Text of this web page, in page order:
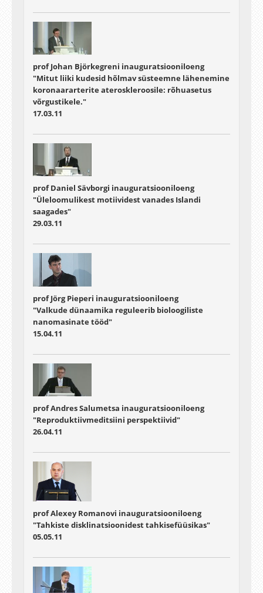
prof Johan Björkegreni inauguratsiooniloeng
"Mitut liiki kudesid hõlmav süsteemne lähenemine
koronaararterite ateroskleroosile: rõhuasetus
võrgustikele."
17.03.11
prof Daniel Sävborgi inauguratsiooniloeng
"Üleloomulikest motiividest vanades Islandi
saagades"
29.03.11
prof Jörg Pieperi inauguratsiooniloeng
"Valkude dünaamika reguleerib bioloogiliste
nanomasinate tööd"
15.04.11
prof Andres Salumetsa inauguratsiooniloeng
"Reproduktiivmeditsiini perspektiivid"
26.04.11
prof Alexey Romanovi inauguratsiooniloeng
"Tahkiste disklinatsioonidest tahkisefüüsikas"
05.05.11